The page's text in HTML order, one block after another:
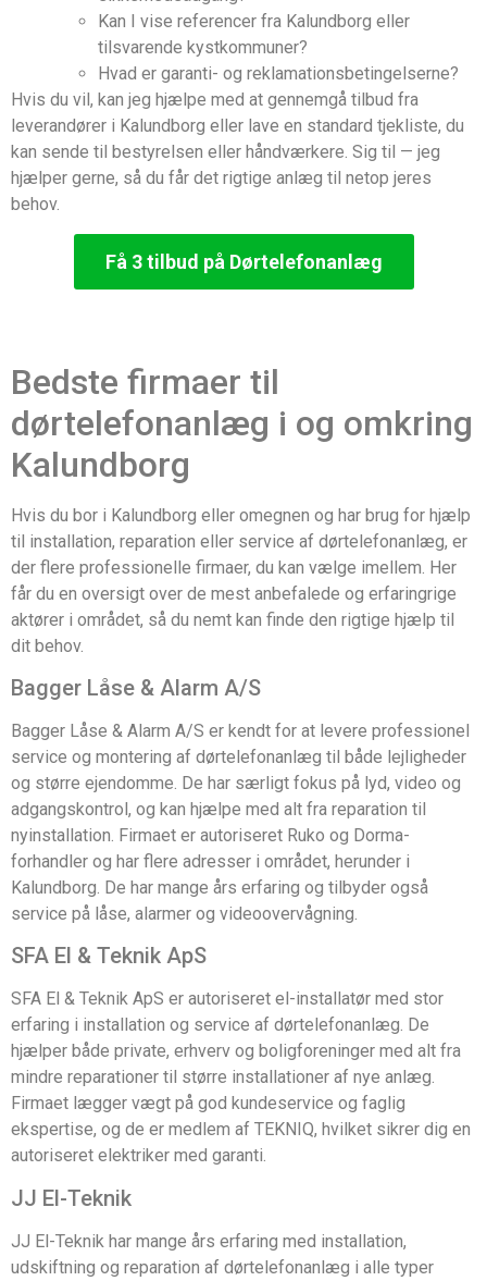
Kan I vise referencer fra Kalundborg eller
tilsvarende kystkommuner?
Hvad er garanti- og reklamationsbetingelserne?
Hvis du vil, kan jeg hjælpe med at gennemgå tilbud fra
leverandører i Kalundborg eller lave en standard tjekliste, du
kan sende til bestyrelsen eller håndværkere. Sig til — jeg
hjælper gerne, så du får det rigtige anlæg til netop jeres
behov.
Få 3 tilbud på Dørtelefonanlæg
Bedste firmaer til
dørtelefonanlæg i og omkring
Kalundborg
Hvis du bor i Kalundborg eller omegnen og har brug for hjælp
til installation, reparation eller service af dørtelefonanlæg, er
der flere professionelle firmaer, du kan vælge imellem. Her
får du en oversigt over de mest anbefalede og erfaringrige
aktører i området, så du nemt kan finde den rigtige hjælp til
dit behov.
Bagger Låse & Alarm A/S
Bagger Låse & Alarm A/S er kendt for at levere professionel
service og montering af dørtelefonanlæg til både lejligheder
og større ejendomme. De har særligt fokus på lyd, video og
adgangskontrol, og kan hjælpe med alt fra reparation til
nyinstallation. Firmaet er autoriseret Ruko og Dorma-
forhandler og har flere adresser i området, herunder i
Kalundborg. De har mange års erfaring og tilbyder også
service på låse, alarmer og videoovervågning.
SFA El & Teknik ApS
SFA El & Teknik ApS er autoriseret el-installatør med stor
erfaring i installation og service af dørtelefonanlæg. De
hjælper både private, erhverv og boligforeninger med alt fra
mindre reparationer til større installationer af nye anlæg.
Firmaet lægger vægt på god kundeservice og faglig
ekspertise, og de er medlem af TEKNIQ, hvilket sikrer dig en
autoriseret elektriker med garanti.
JJ El-Teknik
JJ El-Teknik har mange års erfaring med installation,
udskiftning og reparation af dørtelefonanlæg i alle typer